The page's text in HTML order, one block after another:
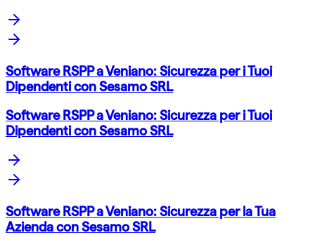
Software RSPP a Veniano: Sicurezza per i Tuoi
Dipendenti con Sesamo SRL
Software RSPP a Veniano: Sicurezza per i Tuoi
Dipendenti con Sesamo SRL
Software RSPP a Veniano: Sicurezza per la Tua
Azienda con Sesamo SRL